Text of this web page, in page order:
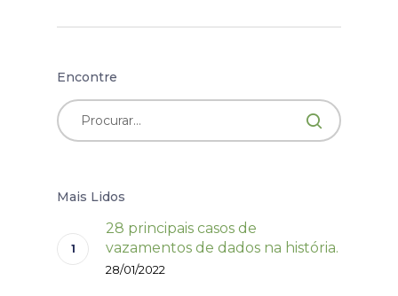
Encontre
Mais Lidos
28 principais casos de
vazamentos de dados na história.
28/01/2022